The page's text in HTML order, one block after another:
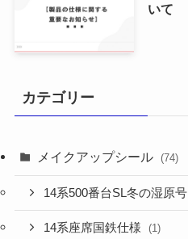
いて
カテゴリー
メイクアップシール (74)
14系500番台SL冬の湿原号
14系座席国鉄仕様 (1)